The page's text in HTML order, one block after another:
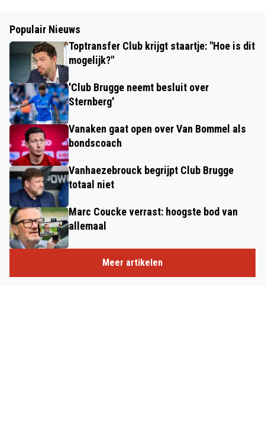
Populair Nieuws
Toptransfer Club krijgt staartje: "Hoe is dit
mogelijk?"
'Club Brugge neemt besluit over
Sternberg'
Vanaken gaat open over Van Bommel als
bondscoach
Vanhaezebrouck begrijpt Club Brugge
totaal niet
Marc Coucke verrast: hoogste bod van
allemaal
Meer artikelen